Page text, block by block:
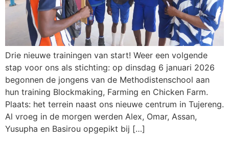
Drie nieuwe trainingen van start! Weer een volgende
stap voor ons als stichting: op dinsdag 6 januari 2026
begonnen de jongens van de Methodistenschool aan
hun training Blockmaking, Farming en Chicken Farm.
Plaats: het terrein naast ons nieuwe centrum in Tujereng.
Al vroeg in de morgen werden Alex, Omar, Assan,
Yusupha en Basirou opgepikt bij […]